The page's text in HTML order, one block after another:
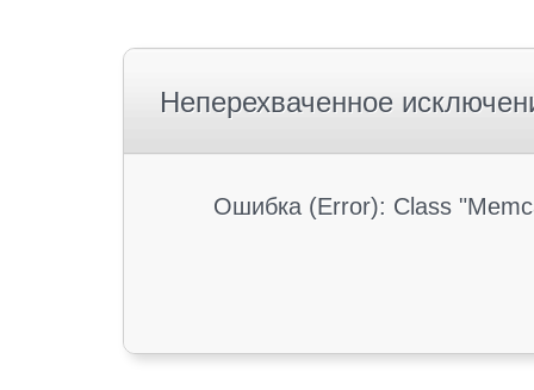
Неперехваченное
Ошибка (Error): Class